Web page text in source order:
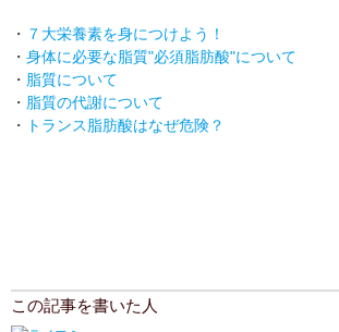
・ ７大栄養素を身につけよう！
・ 身体に必要な脂質"必須脂肪酸"について
・ 脂質について
・ 脂質の代謝について
・
トランス脂肪酸はなぜ危険？
この記事を書いた人